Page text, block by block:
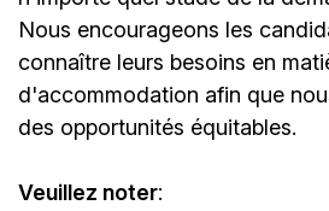
Nous encourageons les
connaître leurs besoins en
d'accommodation afin que
des opportunités équitables.
Veuillez noter: